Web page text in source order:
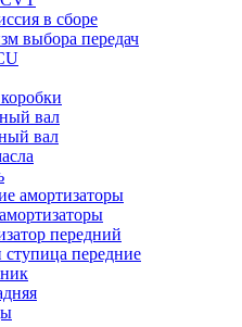
в сборе
выбора передач
вал
вал
амортизаторы
передний
ступица передние